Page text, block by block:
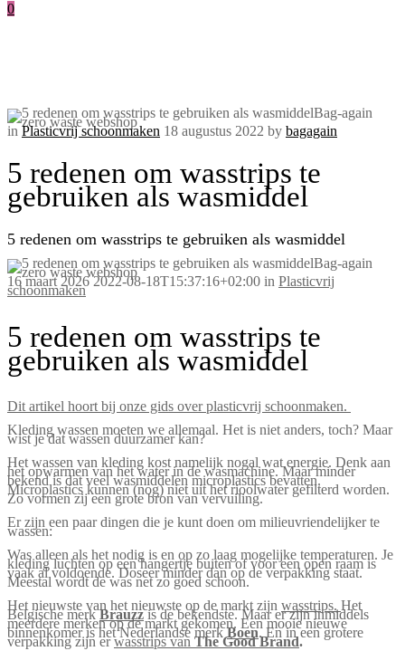
0
in Plasticvrij schoonmaken 18 augustus 2022 by bagagain
5 redenen om wasstrips te
gebruiken als wasmiddel
5 redenen om wasstrips te gebruiken als wasmiddel
16 maart 20262022-08-18T15:37:16+02:00 in Plasticvrij
schoonmaken
5 redenen om wasstrips te
gebruiken als wasmiddel
Dit artikel hoort bij onze gids over plasticvrij schoonmaken.
Kleding wassen moeten we allemaal. Het is niet anders, toch? Maar
wist je dat wassen duurzamer kan?
Het wassen van kleding kost namelijk nogal wat energie. Denk aan
het opwarmen van het water in de wasmachine. Maar minder
bekend is dat veel wasmiddelen microplastics bevatten.
Microplastics kunnen (nog) niet uit het rioolwater gefilterd worden.
Zo vormen zij een grote bron van vervuiling.
Er zijn een paar dingen die je kunt doen om milieuvriendelijker te
wassen:
Was alleen als het nodig is en op zo laag mogelijke temperaturen. Je
kleding luchten op een hangertje buiten of voor een open raam is
vaak al voldoende. Doseer minder dan op de verpakking staat.
Meestal wordt de was net zo goed schoon.
Het nieuwste van het nieuwste op de markt zijn wasstrips. Het
Belgische merkBrauzzis de bekendste. Maar er zijn inmiddels
meerdere merken op de markt gekomen. Een mooie nieuwe
binnenkomer is het Nederlandse merkBoen. En in een grotere
verpakking zijn erwasstrips van The Good Brand.